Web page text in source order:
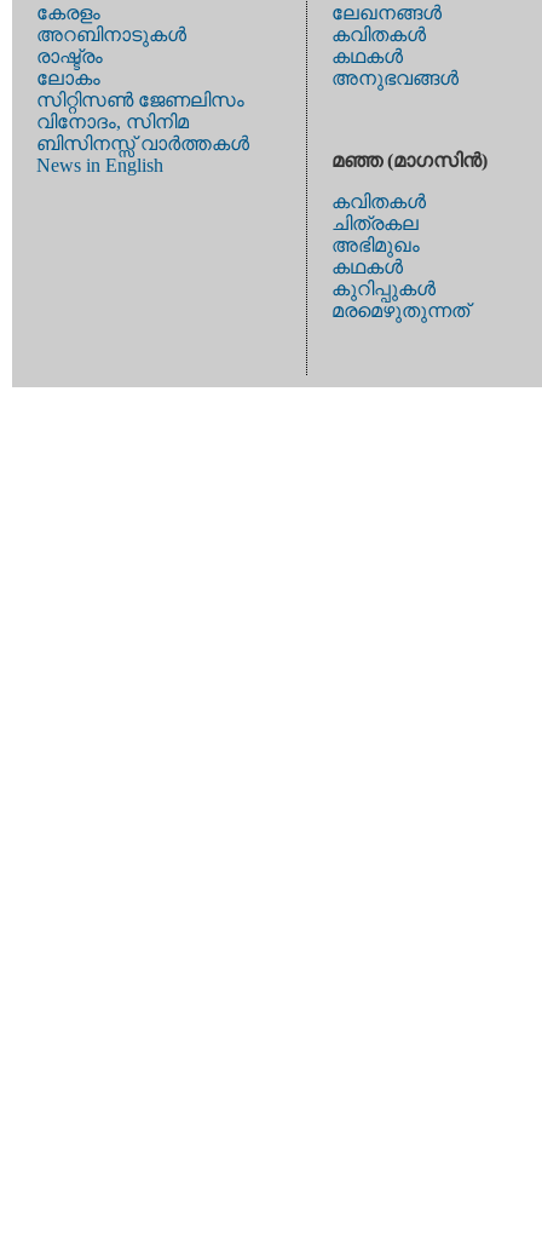
കേരളം
അറബിനാടുകള്‍
രാഷ്ട്രം
ലോകം
സിറ്റിസണ്‍ ജേണലിസം
വിനോദം, സിനിമ
ബിസിനസ്സ് വാര്‍ത്തകള്‍
News in English
ലേഖനങ്ങള്‍
കവിതകള്‍
കഥകള്‍
അനുഭവങ്ങള്‍
മഞ്ഞ (മാഗസിന്‍)
കവിതകള്‍
ചിത്രകല
അഭിമുഖം
കഥകള്‍
കുറിപ്പുകള്‍
മരമെഴുതുന്നത്